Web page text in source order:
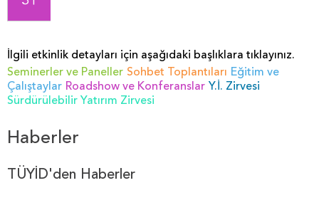
İlgili etkinlik detayları için aşağıdaki başlıklara tıklayınız.
Seminerler ve Paneller Sohbet Toplantıları Eğitim ve
Çalıştaylar Roadshow ve Konferanslar Y.İ. Zirvesi
Sürdürülebilir Yatırım Zirvesi
Haberler
TÜYİD'den Haberler